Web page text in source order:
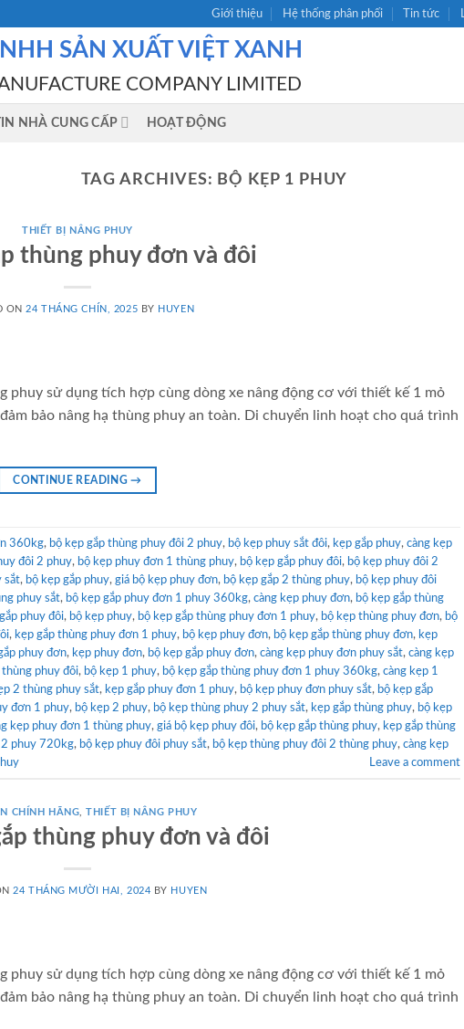
Giới thiệu Hệ thống phân phối Tin tức
SẢN XUẤT VIỆT XANH
COMPANY LIMITED
NHÀ CUNG CẤP HOẠT ĐỘNG
TAG ARCHIVES: BỘ KẸP 1 PHUY
THIẾT BỊ NÂNG PHUY
thùng phuy đơn và đôi
ON 24 THÁNG CHÍN, 2025 BY HUYEN
phuy sử dụng tích hợp cùng dòng xe nâng động cơ với thiết kế 1 mỏ
bảo nâng hạ thùng phuy an toàn. Di chuyển linh hoạt cho quá trình
CONTINUE READING→
360kg, bộ kẹp gắp thùng phuy đôi 2 phuy, bộ kẹp phuy sắt đôi, kẹp gắp phuy, càng kẹp
đôi 2 phuy, bộ kẹp phuy đơn 1 thùng phuy, bộ kẹp gắp phuy đôi, bộ kẹp phuy đôi 2
sắt, bộ kẹp gắp phuy, giá bộ kẹp phuy đơn, bộ kẹp gắp 2 thùng phuy, bộ kẹp phuy đôi
phuy sắt, bộ kẹp gắp phuy đơn 1 phuy 360kg, càng kẹp phuy đơn, bộ kẹp gắp thùng
phuy đôi, bộ kẹp phuy, bộ kẹp gắp thùng phuy đơn 1 phuy, bộ kẹp thùng phuy đơn, bộ
, kẹp gắp thùng phuy đơn 1 phuy, bộ kẹp phuy đơn, bộ kẹp gắp thùng phuy đơn, kẹp
phuy đơn, kẹp phuy đơn, bộ kẹp gắp phuy đơn, càng kẹp phuy đơn phuy sắt, càng kẹp
thùng phuy đôi, bộ kẹp 1 phuy, bộ kẹp gắp thùng phuy đơn 1 phuy 360kg, càng kẹp 1
2 thùng phuy sắt, kẹp gắp phuy đơn 1 phuy, bộ kẹp phuy đơn phuy sắt, bộ kẹp gắp
đơn 1 phuy, bộ kẹp 2 phuy, bộ kẹp thùng phuy 2 phuy sắt, kẹp gắp thùng phuy, bộ kẹp
kẹp phuy đơn 1 thùng phuy, giá bộ kẹp phuy đôi, bộ kẹp gắp thùng phuy, kẹp gắp thùng
2 phuy 720kg, bộ kẹp phuy đôi phuy sắt, bộ kẹp thùng phuy đôi 2 thùng phuy, càng kẹp
Leave a comment
CHÍNH HÃNG,THIẾT BỊ NÂNG PHUY
thùng phuy đơn và đôi
24 THÁNG MƯỜI HAI, 2024 BY HUYEN
phuy sử dụng tích hợp cùng dòng xe nâng động cơ với thiết kế 1 mỏ
bảo nâng hạ thùng phuy an toàn. Di chuyển linh hoạt cho quá trình